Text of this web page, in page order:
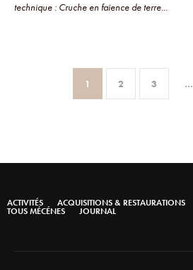
technique : Cruche en faïence de terre...
1 2 3 …
ACTIVITÉS ACQUISITIONS & RESTAURATIONS
TOUS MÉCÉNES JOURNAL